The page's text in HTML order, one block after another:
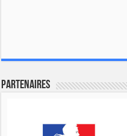
Partenaires